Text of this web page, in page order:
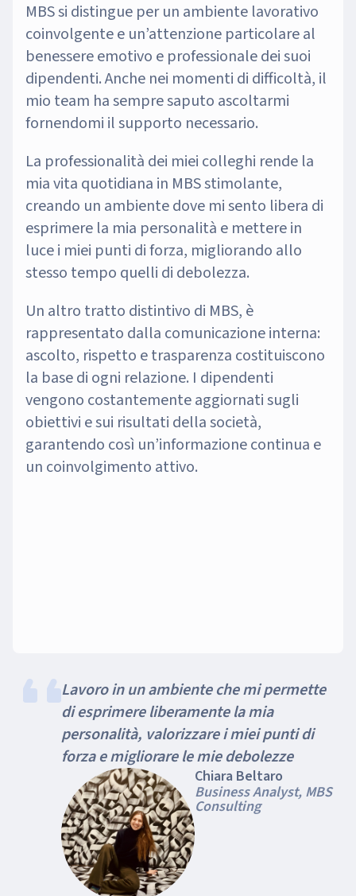
MBS si distingue per un ambiente lavorativo
coinvolgente e un’attenzione particolare al
benessere emotivo e professionale dei suoi
dipendenti. Anche nei momenti di difficoltà, il
mio team ha sempre saputo ascoltarmi
fornendomi il supporto necessario.
La professionalità dei miei colleghi rende la
mia vita quotidiana in MBS stimolante,
creando un ambiente dove mi sento libera di
esprimere la mia personalità e mettere in
luce i miei punti di forza, migliorando allo
stesso tempo quelli di debolezza.
Un altro tratto distintivo di MBS, è
rappresentato dalla comunicazione interna:
ascolto, rispetto e trasparenza costituiscono
la base di ogni relazione. I dipendenti
vengono costantemente aggiornati sugli
obiettivi e sui risultati della società,
garantendo così un’informazione continua e
un coinvolgimento attivo.
Lavoro in un ambiente che mi permette
di esprimere liberamente la mia
personalità, valorizzare i miei punti di
forza e migliorare le mie debolezze
Chiara Beltaro
Business Analyst, MBS
Consulting